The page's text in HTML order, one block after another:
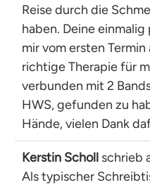
Reise durch die
haben. Deine
mir vom ersten
richtige Therapie für
verbunden mit 2
HWS, gefunden zu
Hände, vielen Dank
Kerstin Scholl schrieb
Als typischer